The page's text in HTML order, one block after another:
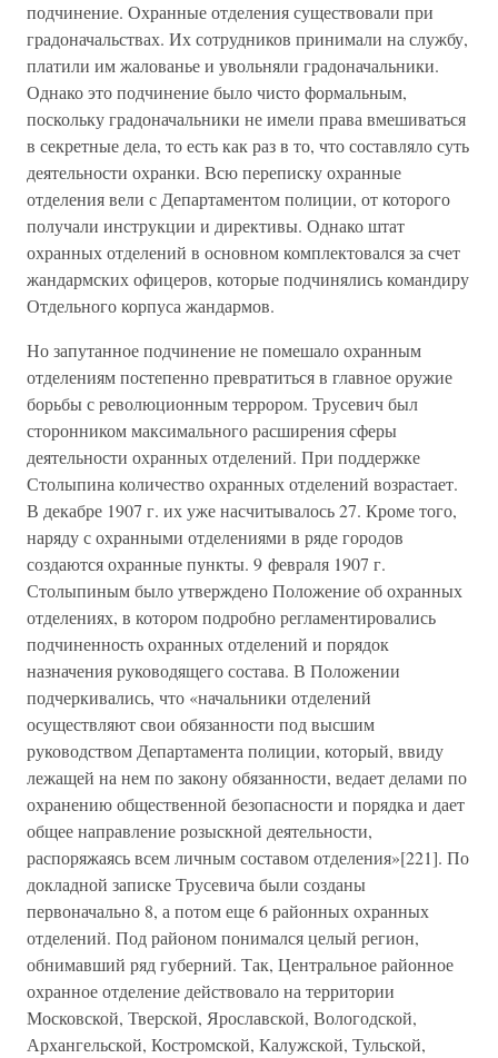
подчинение. Охранные отделения существовали при
градоначальствах. Их сотрудников принимали на службу,
платили им жалованье и увольняли градоначальники.
Однако это подчинение было чисто формальным,
поскольку градоначальники не имели права вмешиваться
в секретные дела, то есть как раз в то, что составляло суть
деятельности охранки. Всю переписку охранные
отделения вели с Департаментом полиции, от которого
получали инструкции и директивы. Однако штат
охранных отделений в основном комплектовался за счет
жандармских офицеров, которые подчинялись командиру
Отдельного корпуса жандармов.
Но запутанное подчинение не помешало охранным
отделениям постепенно превратиться в главное оружие
борьбы с революционным террором. Трусевич был
сторонником максимального расширения сферы
деятельности охранных отделений. При поддержке
Столыпина количество охранных отделений возрастает.
В декабре 1907 г. их уже насчитывалось 27. Кроме того,
наряду с охранными отделениями в ряде городов
создаются охранные пункты. 9 февраля 1907 г.
Столыпиным было утверждено Положение об охранных
отделениях, в котором подробно регламентировались
подчиненность охранных отделений и порядок
назначения руководящего состава. В Положении
подчеркивались, что «начальники отделений
осуществляют свои обязанности под высшим
руководством Департамента полиции, который, ввиду
лежащей на нем по закону обязанности, ведает делами по
охранению общественной безопасности и порядка и дает
общее направление розыскной деятельности,
распоряжаясь всем личным составом отделения»[221]. По
докладной записке Трусевича были созданы
первоначально 8, а потом еще 6 районных охранных
отделений. Под районом понимался целый регион,
обнимавший ряд губерний. Так, Центральное районное
охранное отделение действовало на территории
Московской, Тверской, Ярославской, Вологодской,
Архангельской, Костромской, Калужской, Тульской,